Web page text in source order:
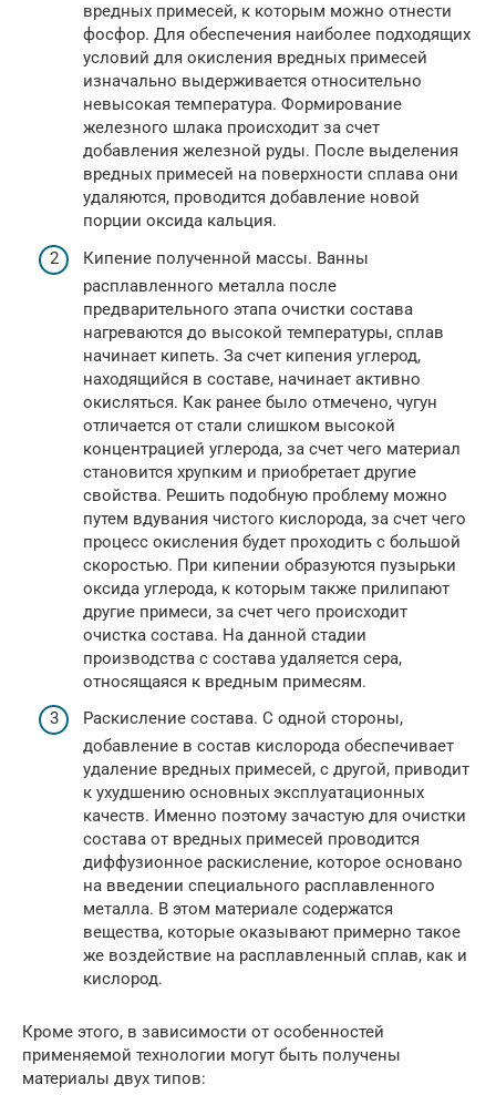
вредных примесей, к которым можно отнести
фосфор. Для обеспечения наиболее подходящих
условий для окисления вредных примесей
изначально выдерживается относительно
невысокая температура. Формирование
железного шлака происходит за счет
добавления железной руды. После выделения
вредных примесей на поверхности сплава они
удаляются, проводится добавление новой
порции оксида кальция.
Кипение полученной массы. Ванны
расплавленного металла после
предварительного этапа очистки состава
нагреваются до высокой температуры, сплав
начинает кипеть. За счет кипения углерод,
находящийся в составе, начинает активно
окисляться. Как ранее было отмечено, чугун
отличается от стали слишком высокой
концентрацией углерода, за счет чего материал
становится хрупким и приобретает другие
свойства. Решить подобную проблему можно
путем вдувания чистого кислорода, за счет чего
процесс окисления будет проходить с большой
скоростью. При кипении образуются пузырьки
оксида углерода, к которым также прилипают
другие примеси, за счет чего происходит
очистка состава. На данной стадии
производства с состава удаляется сера,
относящаяся к вредным примесям.
Раскисление состава. С одной стороны,
добавление в состав кислорода обеспечивает
удаление вредных примесей, с другой, приводит
к ухудшению основных эксплуатационных
качеств. Именно поэтому зачастую для очистки
состава от вредных примесей проводится
диффузионное раскисление, которое основано
на введении специального расплавленного
металла. В этом материале содержатся
вещества, которые оказывают примерно такое
же воздействие на расплавленный сплав, как и
кислород.
Кроме этого, в зависимости от особенностей
применяемой технологии могут быть получены
материалы двух типов: